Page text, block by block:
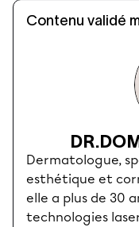
Contenu validé
DR.
Dermatologue,
esthétique et
elle a plus de 30
technologies